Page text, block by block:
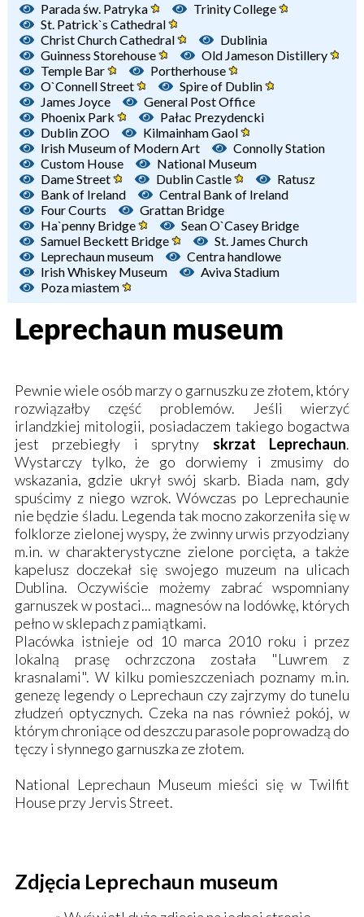
Parada św. Patryka
Trinity College
St. Patrick`s Cathedral
Christ Church Cathedral
Dublinia
Guinness Storehouse
Old Jameson Distillery
Temple Bar
Portherhouse
O`Connell Street
Spire of Dublin
James Joyce
General Post Office
Phoenix Park
Pałac Prezydencki
Dublin ZOO
Kilmainham Gaol
Irish Museum of Modern Art
Connolly Station
Custom House
National Museum
Dame Street
Dublin Castle
Ratusz
Bank of Ireland
Central Bank of Ireland
Four Courts
Grattan Bridge
Ha`penny Bridge
Sean O`Casey Bridge
Samuel Beckett Bridge
St. James Church
Leprechaun museum
Centra handlowe
Irish Whiskey Museum
Aviva Stadium
Poza miastem
Leprechaun museum
Pewnie wiele osób marzy o garnuszku ze złotem, który
rozwiązałby część problemów. Jeśli wierzyć
irlandzkiej mitologii, posiadaczem takiego bogactwa
jest przebiegły i sprytny skrzat Leprechaun.
Wystarczy tylko, że go dorwiemy i zmusimy do
wskazania, gdzie ukrył swój skarb. Biada nam, gdy
spuścimy z niego wzrok. Wówczas po Leprechaunie
nie będzie śladu. Legenda tak mocno zakorzeniła się w
folklorze zielonej wyspy, że zwinny urwis przyodziany
m.in. w charakterystyczne zielone porcięta, a także
kapelusz doczekał się swojego muzeum na ulicach
Dublina. Oczywiście możemy zabrać wspomniany
garnuszek w postaci... magnesów na lodówkę, których
pełno w sklepach z pamiątkami.
Placówka istnieje od 10 marca 2010 roku i przez
lokalną prasę ochrzczona została "Luwrem z
krasnalami". W kilku pomieszczeniach poznamy m.in.
genezę legendy o Leprechaun czy zajrzymy do tunelu
złudzeń optycznych. Czeka na nas również pokój, w
którym chroniące od deszczu parasole poprowadzą do
tęczy i słynnego garnuszka ze złotem.
National Leprechaun Museum mieści się w Twilfit
House przy Jervis Street.
Zdjęcia Leprechaun museum